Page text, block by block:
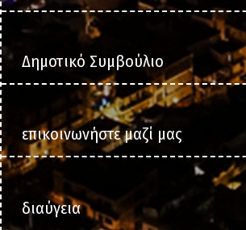
Δημοτικό Συμβούλιο
επικοινωνήστε μαζί μας
διαύγεια